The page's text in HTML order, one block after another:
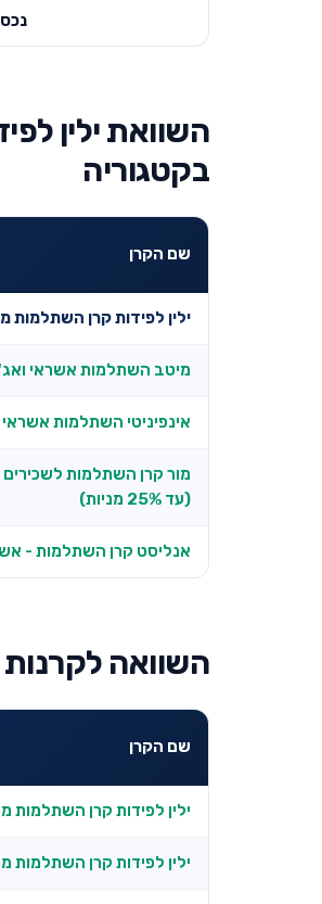
השוואת ילין
בקטגוריה
שם הקרן
ילין לפידות קרן השתלמות
מיטב השתלמות אשראי ואג"ח עם
אינפיניטי השתלמות אשראי ואג"ח
מור קרן השתלמות
(עד 25% מניות)
אנליסט קרן השתלמות - אשראי
השוואה לקרנות
שם הקרן
ילין לפידות קרן השתלמות
ילין לפידות קרן השתלמות